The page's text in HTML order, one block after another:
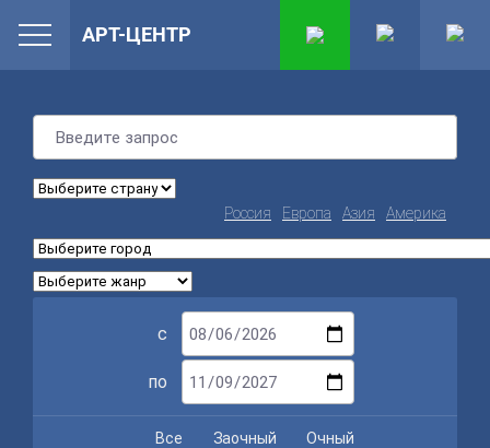
Россия Европа Азия Америка
с
по
Все Заочный Очный
АРТ-ЦЕНТР